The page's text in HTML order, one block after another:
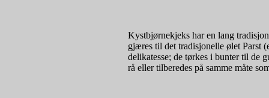
Kystbjørnekjeks har en lang
gjæres til det tradisjonelle ølet Parst
delikatesse; de tørkes i bunter til de
rå eller tilberedes på samme måte